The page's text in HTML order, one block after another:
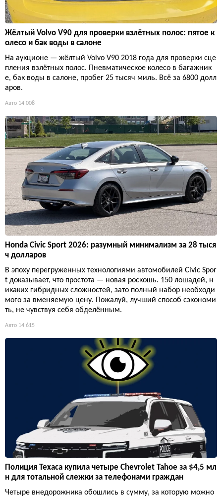
Жёлтый Volvo V90 для проверки взлётных полос: пятое к
олесо и бак воды в салоне
На аукционе — жёлтый Volvo V90 2018 года для проверки сце
пления взлётных полос. Пневматическое колесо в багажник
е, бак воды в салоне, пробег 25 тысяч миль. Всё за 6800 долл
аров.
Авто 14 008
Honda Civic Sport 2026: разумный минимализм за 28 тыся
ч долларов
В эпоху перегруженных технологиями автомобилей Civic Spor
t доказывает, что простота — новая роскошь. 150 лошадей, н
икаких гибридных сложностей, зато полный набор необходи
мого за вменяемую цену. Пожалуй, лучший способ сэкономи
ть, не чувствуя себя обделённым.
Авто 14 615
Полиция Техаса купила четыре Chevrolet Tahoe за $4,5 мл
н для тотальной слежки за телефонами граждан
Четыре внедорожника обошлись в сумму, за которую можно